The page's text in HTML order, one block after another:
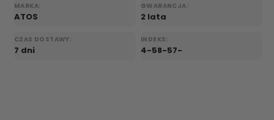
MARKA:
ATOS
GWARANCJA:
2 lata
CZAS DOSTAWY:
7 dni
INDEKS:
4-58-57-